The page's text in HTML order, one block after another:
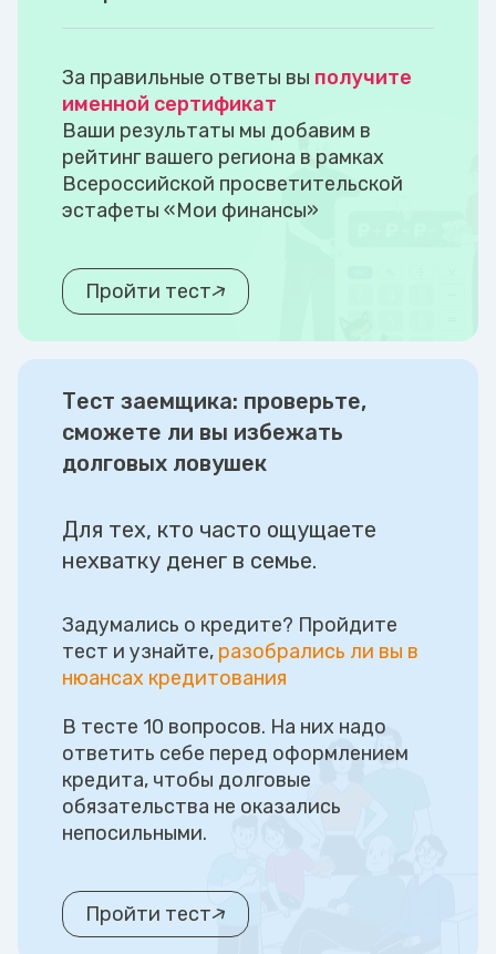
За правильные ответы вы получите
именной сертификат
Ваши результаты мы добавим в
рейтинг вашего региона в рамках
Всероссийской просветительской
эстафеты «Мои финансы»
Пройти тест
Тест заемщика: проверьте,
сможете ли вы избежать
долговых ловушек
Для тех, кто часто ощущаете
нехватку денег в семье.
Задумались о кредите? Пройдите
тест и узнайте, разобрались ли вы в
нюансах кредитования
В тесте 10 вопросов. На них надо
ответить себе перед оформлением
кредита, чтобы долговые
обязательства не оказались
непосильными.
Пройти тест